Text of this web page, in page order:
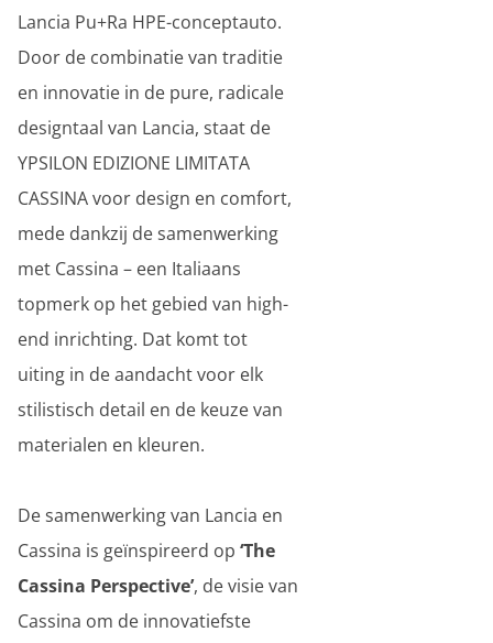
Lancia Pu+Ra HPE-conceptauto.
Door de combinatie van traditie
en innovatie in de pure, radicale
designtaal van Lancia, staat de
YPSILON EDIZIONE LIMITATA
CASSINA voor design en comfort,
mede dankzij de samenwerking
met Cassina – een Italiaans
topmerk op het gebied van high-
end inrichting. Dat komt tot
uiting in de aandacht voor elk
stilistisch detail en de keuze van
materialen en kleuren.
De samenwerking van Lancia en
Cassina is geïnspireerd op ‘The
Cassina Perspective’, de visie van
Cassina om de innovatiefste